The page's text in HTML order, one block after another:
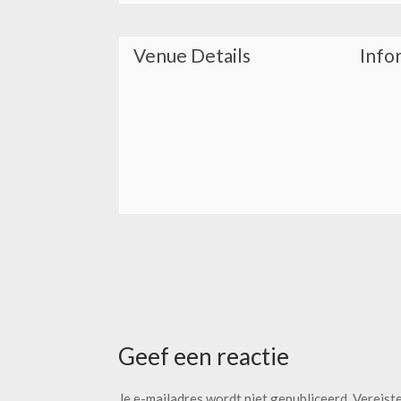
Venue Details
Geef een reactie